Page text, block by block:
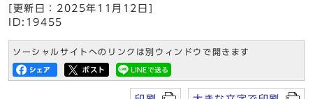
[更新日：2025年11月12日]
ID:19455
ソーシャルサイトへのリンクは別ウィンドウで開きます